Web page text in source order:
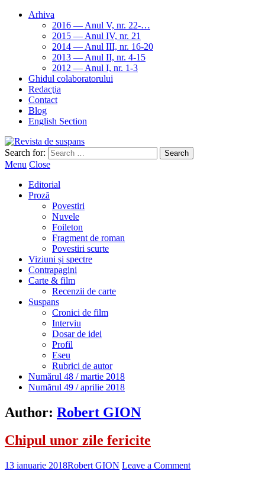
Arhiva
2016 — Anul V, nr. 22-…
2015 — Anul IV, nr. 21
2014 — Anul III, nr. 16-20
2013 — Anul II, nr. 4-15
2012 — Anul I, nr. 1-3
Ghidul colaboratorului
Redacţia
Contact
Blog
English Section
Search for:
Menu Close
Editorial
Proză
Povestiri
Nuvele
Foileton
Fragment de roman
Povestiri scurte
Viziuni și spectre
Contrapagini
Carte & film
Recenzii de carte
Suspans
Cronici de film
Interviu
Dosar de idei
Profil
Eseu
Rubrici de autor
Numărul 48 / martie 2018
Numărul 49 / aprilie 2018
Author: Robert GION
Chipul unor zile fericite
13 ianuarie 2018Robert GION Leave a Comment